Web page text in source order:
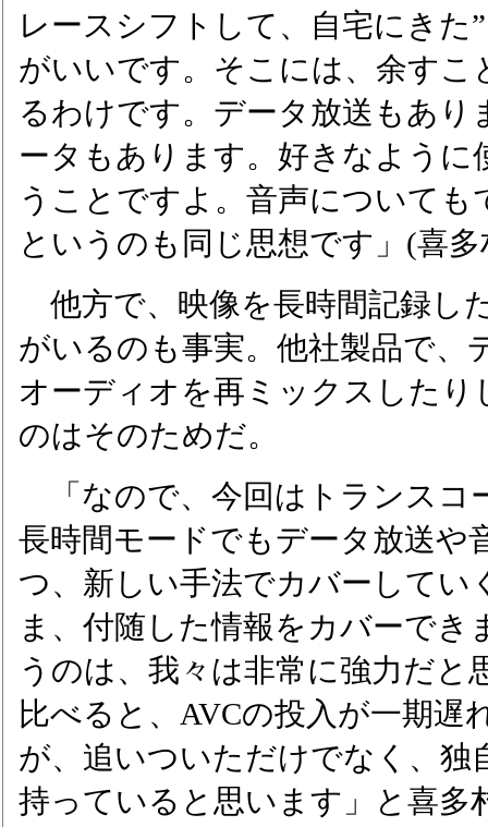
レースシフトして、自宅にきた
がいいです。そこには、余すこ
るわけです。データ放送もあり
ータもあります。好きなように
うことですよ。音声について
というのも同じ思想です」(喜多
他方で、映像を長時間記録し
がいるのも事実。他社製品で、
オーディオを再ミックスしたり
のはそのためだ。
「なので、今回はトランスコ
長時間モードでもデータ放送や
つ、新しい手法でカバーしてい
ま、付随した情報をカバーでき
うのは、我々は非常に強力だと
比べると、AVCの投入が一期遅
が、追いついただけでなく、独
持っていると思います」と喜多